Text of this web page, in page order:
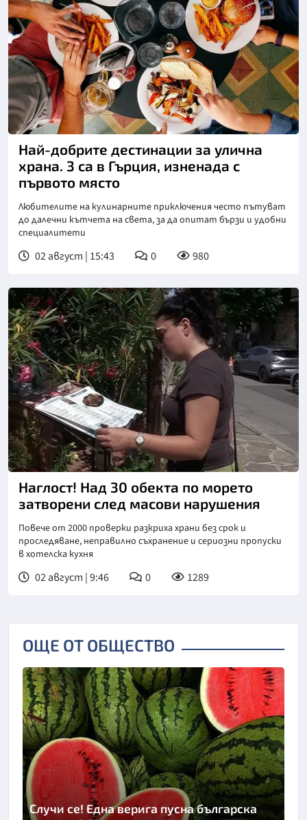
Най-добрите дестинации за улична
храна. 3 са в Гърция, изненада с
първото място
Любителите на кулинарните приключения често пътуват
до далечни кътчета на света, за да опитат бързи и удобни
специалитети
02 август | 15:43 0 980
Снимка: Нова телевизия
Наглост! Над 30 обекта по морето
затворени след масови нарушения
Повече от 2000 проверки разкриха храни без срок и
проследяване, неправилно съхранение и сериозни пропуски
в хотелска кухня
02 август | 9:46 0 1289
ОЩЕ ОТ ОБЩЕСТВО
Случи се! Една верига пусна българска